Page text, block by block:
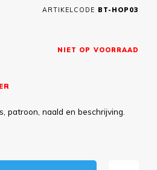
ARTIKELCODE BT-HOP03
NIET OP VOORRAAD
patroon, naald en beschrijving.